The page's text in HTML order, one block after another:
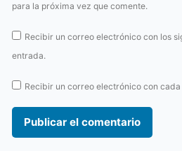
para la próxima vez que comente.
Recibir un correo electrónico con los
entrada.
Recibir un correo electrónico con